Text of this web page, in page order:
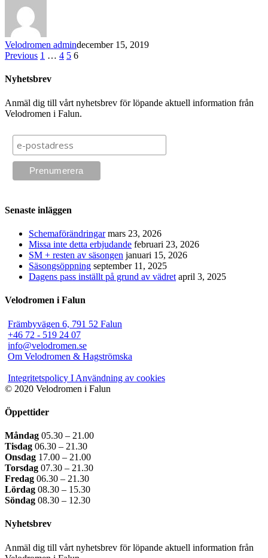
Velodromen admindecember 15, 2019
Previous 1 … 4 5 6
Nyhetsbrev
Anmäl dig till vårt nyhetsbrev för löpande aktuell information från
Velodromen i Falun.
Senaste inläggen
Schemaförändringar mars 23, 2026
Missa inte detta erbjudande februari 23, 2026
SM + resten av säsongen januari 15, 2026
Säsongsöppning september 11, 2025
Dagens pass inställt på grund av vädret april 3, 2025
Velodromen i Falun
Främbyvägen 6, 791 52 Falun
+46 72 - 519 24 07
info@velodromen.se
Om Velodromen & Hagströmska
Integritetspolicy I Användning av cookies
© 2020 Velodromen i Falun
Öppettider
Måndag 05.30 – 21.00
Tisdag 06.30 – 21.30
Onsdag 17.00 – 21.00
Torsdag 07.30 – 21.30
Fredag 06.30 – 21.30
Lördag 08.30 – 15.30
Söndag 08.30 – 12.30
Nyhetsbrev
Anmäl dig till vårt nyhetsbrev för löpande aktuell information från